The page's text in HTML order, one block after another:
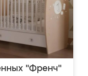
"Френч"